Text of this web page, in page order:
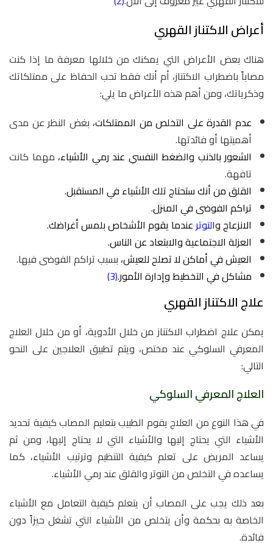
أعراض الاكتناز القهري
هناك بعض الأعراض التي يمكنك من خلالها معرفة ما إذا كنت
مصاباً باضطراب الاكتناز، أم أنك فقط تحب الحفاظ على ممتلكاتك
وذكرياتك، ومن أهم هذه الأعراض ما يلي:
عدم القدرة على التخلص من الممتلكات، بغض النظر عن مدى
أهميتها أو فائدتها.
الشعور بالذنب والضغط النفسي عند رمي الأشياء، مهما كانت
تافهة.
القلق من أنك ستحتاج تلك الأشياء في المستقبل.
تراكم الفوضى في المنزل.
الانزعاج والتوتر عندما يقوم الأشخاص بلمس أغراضك.
العزلة الاجتماعية والابتعاد عن الناس.
العيش في أماكن لا تصلح للعيش، بسبب تراكم الفوضى فيها.
مشاكل في التخطيط وإدارة الأمور.(3)
علاج الاكتناز القهري
يمكن علاج اضطراب الاكتناز من خلال الأدوية، أو من خلال العلاج
المعرفي السلوكي عند مختص، ويتم تطبيق العلاجين على النحو
التالي:
العلاج المعرفي السلوكي
في هذا النوع من العلاج يقوم الطبيب بتعليم المصاب كيفية تحديد
الأشياء التي يحتاج إليها والأشياء التي لا يحتاج إليها، ومن ثم
يساعد المريض على تعلم كيفية التنظيم وترتيب الأشياء، كما
يساعده في التخلص من التوتر والقلق عند رمي الأشياء.
بعد ذلك يجب على المصاب أن يتعلم كيفية التعامل مع الأشياء
الخاصة به بحكمة وأن يتخلص من الأشياء التي تشغل حيزاً دون
فائدة.